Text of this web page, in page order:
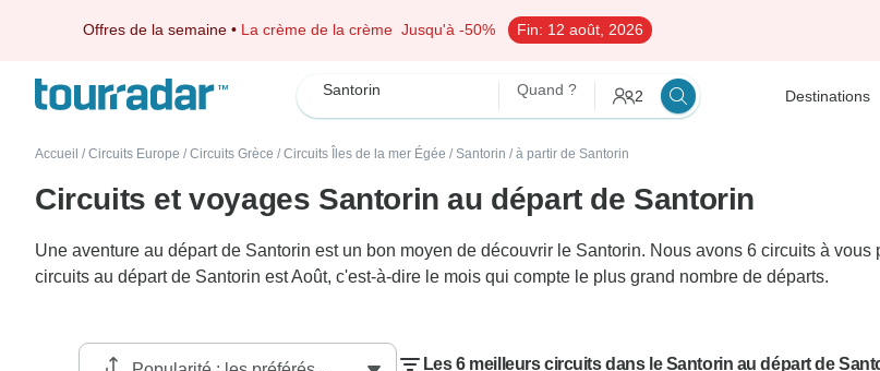
Offres de la semaine • La crème de la crème Jusqu'à -50% Fin: 12 août, 2026
Santorin Quand ? 2 Destinations
Accueil / Circuits Europe / Circuits Grèce / Circuits Îles de la mer Égée / Santorin / à partir de Santorin
Circuits et voyages Santorin au départ de Santorin
Une aventure au départ de Santorin est un bon moyen de découvrir le Santorin. Nous avons 6 circuits à
circuits au départ de Santorin est Août, c'est-à-dire le mois qui compte le plus grand nombre de départs.
Les 6 meilleurs circuits dans le Santorin au départ de